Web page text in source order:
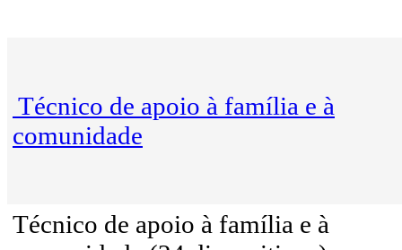
Técnico de apoio à família e à
comunidade
Técnico de apoio à família e à